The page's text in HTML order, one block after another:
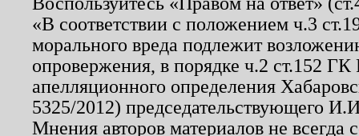
«В соответствии с положением ч.3
морального вреда подлежит
опровержения, в порядке ч.2 ст.152
апелляционного определения
5325/2012) председательствующего
Мнения авторов материалов не